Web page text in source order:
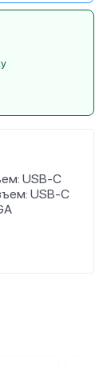
USB-C
USB-C